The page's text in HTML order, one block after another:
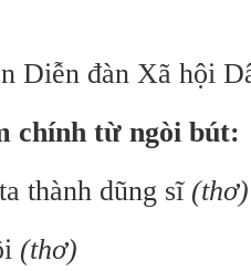
đàn Xã hội
chính từ ngòi bút:
thành dũng sĩ (thơ)
(thơ)